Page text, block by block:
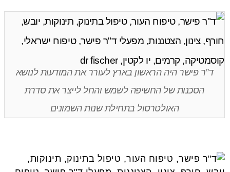
ד”ר פישר היה הראשון בארץ לעורר את המודעות לנושא
הסכנות של החשיפה לשמש והחל לייצר את סדרת
האולטרסול בתחילת שנות השמונים